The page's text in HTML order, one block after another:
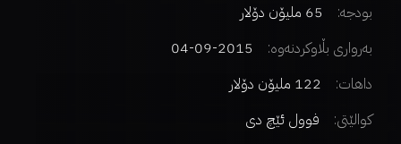
بودجە:
65 ملیۆن دۆلار
بەرواری بڵاوکردنەوە:
2015-09-04
داهات:
122 ملیۆن دۆلار
کوالێتی:
فوول ئێچ دی